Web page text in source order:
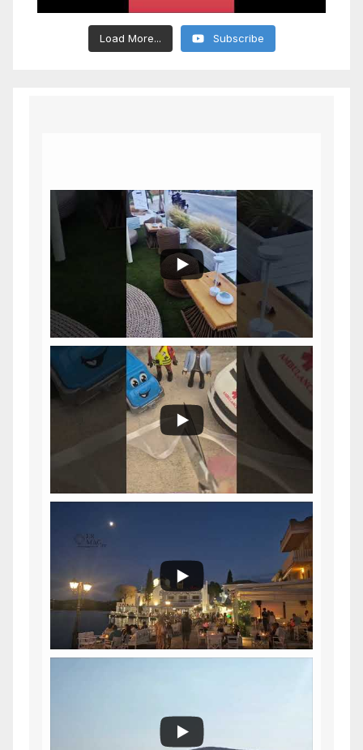
Load More... Subscribe